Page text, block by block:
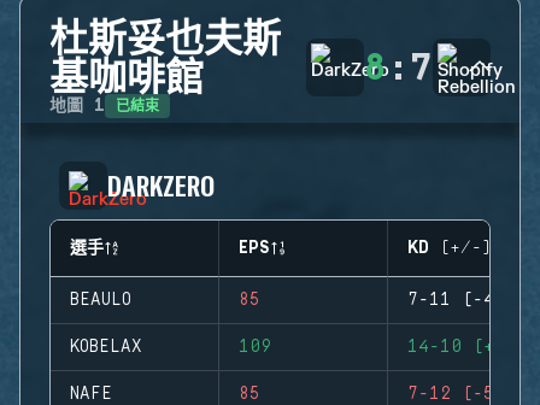
杜斯妥也夫斯
基咖啡館
地圖 1 已結束
8: 7
DARKZERO
選手 EPS KD (+/-)
BEAULO 85 7-11 (-4)
KOBELAX 109 14-10 (+4)
NAFE 85 7-12 (-5)